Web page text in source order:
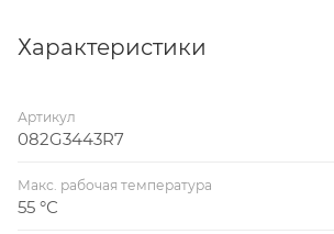
времени перемещения штока на 1мм.
Характеристики
Артикул
082G3443R7
Макс. рабочая температура
55 °С